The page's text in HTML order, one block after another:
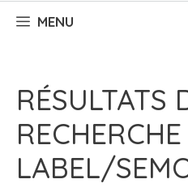
MENU
RÉSULTATS
LABEL/